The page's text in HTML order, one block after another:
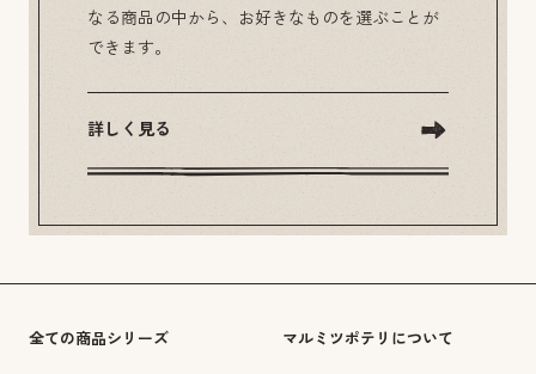
なる商品の中から、お好きなものを選ぶことが
できます。
詳しく見る
全ての商品シリーズ マルミツポテリについて